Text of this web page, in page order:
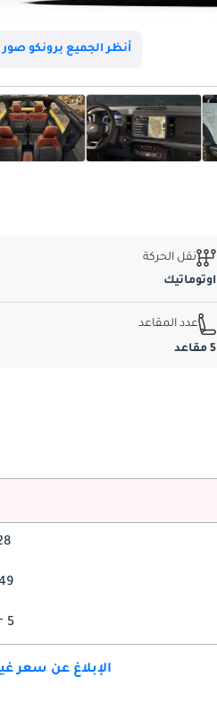
أنظر الجميع برونكو صور
نقل الحركة
اوتوماتيك
عدد المقاعد
5 مقاعد
5 Seater
الإبلاغ عن سعر